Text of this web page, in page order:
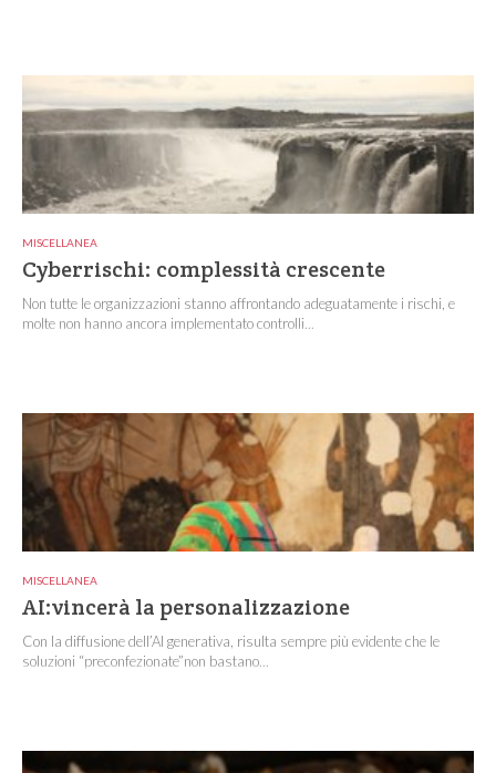
MISCELLANEA
Cyberrischi: complessità crescente
Non tutte le organizzazioni stanno affrontando adeguatamente i rischi, e
molte non hanno ancora implementato controlli...
MISCELLANEA
AI:vincerà la personalizzazione
Con la diffusione dell’AI generativa, risulta sempre più evidente che le
soluzioni “preconfezionate”non bastano...